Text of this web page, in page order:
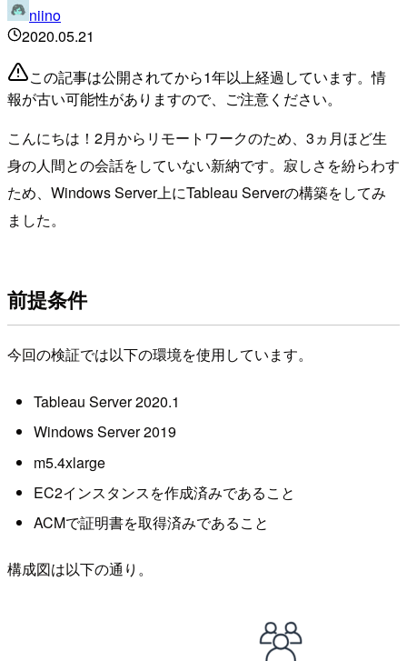
niino
2020.05.21
この記事は公開されてから1年以上経過しています。情
報が古い可能性がありますので、ご注意ください。
こんにちは！2月からリモートワークのため、3ヵ月ほど生
身の人間との会話をしていない新納です。寂しさを紛らわす
ため、Windows Server上にTableau Serverの構築をしてみ
ました。
前提条件
今回の検証では以下の環境を使用しています。
Tableau Server 2020.1
Windows Server 2019
m5.4xlarge
EC2インスタンスを作成済みであること
ACMで証明書を取得済みであること
構成図は以下の通り。